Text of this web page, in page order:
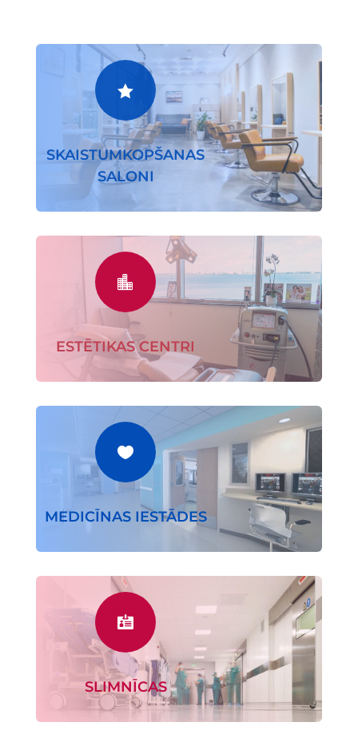

SKAISTUMKOPŠANAS
SALONI

ESTĒTIKAS CENTRI

MEDICĪNAS IESTĀDES

SLIMNĪCAS